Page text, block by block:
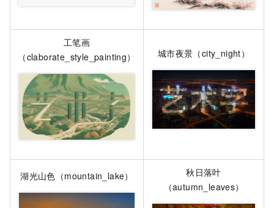
工笔画
（claborate_style_painting）
城市夜景（city_night）
湖光山色（mountain_lake）
秋日落叶
（autumn_leaves）